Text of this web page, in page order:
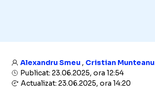
Alexandru Smeu, Cristian Munteanu
Publicat: 23.06.2025, ora 12:54
Actualizat: 23.06.2025, ora 14:20